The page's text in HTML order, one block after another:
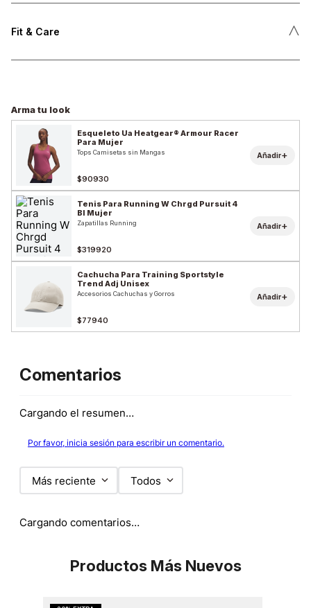
Fit & Care ˄
Arma tu look
Esqueleto Ua Heatgear® Armour Racer
Para Mujer
Tops Camisetas sin Mangas
$90930
Añadir+
Tenis Para Running W Chrgd Pursuit 4
Bl Mujer
Zapatillas Running
$319920
Añadir+
Cachucha Para Training Sportstyle
Trend Adj Unisex
Accesorios Cachuchas y Gorros
$77940
Añadir+
Comentarios
Cargando el resumen…
Por favor, inicia sesión para escribir un comentario.
Más reciente Todos
Cargando comentarios…
Productos Más Nuevos